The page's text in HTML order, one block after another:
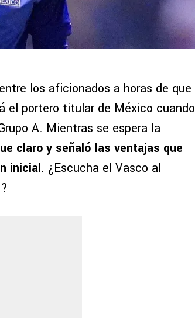
los aficionados a horas de que
el portero titular de México cuando
A. Mientras se espera la
claro y señaló las ventajas que
inicial. ¿Escucha el Vasco al